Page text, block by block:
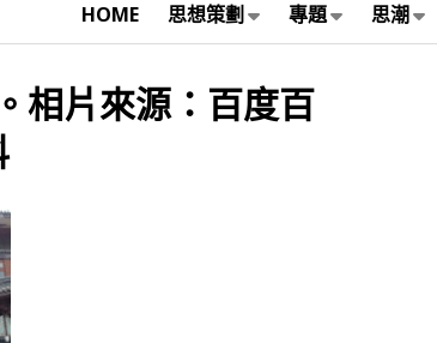
HOME 思想策劃 專題 思潮
相片來源：百度百